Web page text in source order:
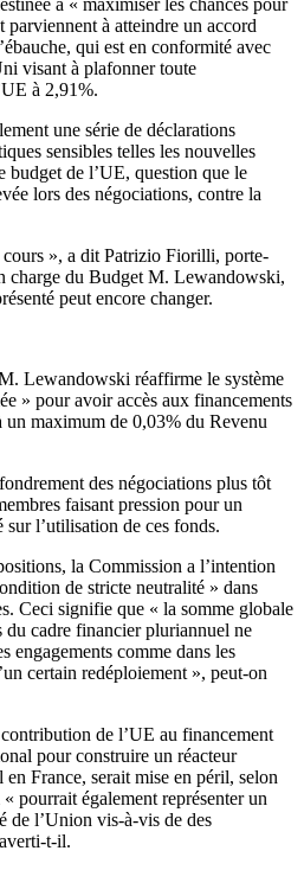
à « maximiser les chances pour
parviennent à atteindre un accord
qui est en conformité avec
visant à plafonner toute
à 2,91%.
une série de déclarations
sensibles telles les nouvelles
budget de l’UE, question que le
lors des négociations, contre la
cours », a dit Patrizio Fiorilli, porte-
charge du Budget M. Lewandowski,
peut encore changer.
Lewandowski réaffirme le système
» pour avoir accès aux financements
un maximum de 0,03% du Revenu
des négociations plus tôt
faisant pression pour un
sur l’utilisation de ces fonds.
la Commission a l’intention
de stricte neutralité » dans
Ceci signifie que « la somme globale
cadre financier pluriannuel ne
engagements comme dans les
certain redéploiement », peut-on
de l’UE au financement
pour construire un réacteur
France, serait mise en péril, selon
pourrait également représenter un
de l’Union vis-à-vis de des
t-il.